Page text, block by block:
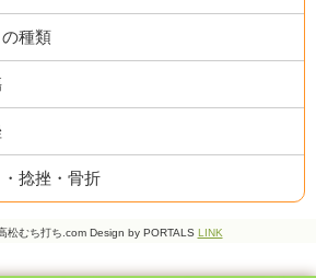
種類
捻挫・骨折
松むち打ち.com Design by PORTALS LINK